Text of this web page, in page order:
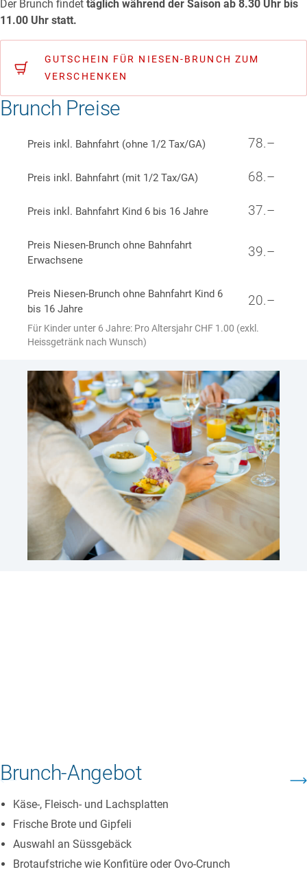
Der Brunch findet täglich während der Saison ab 8.30 Uhr bis
11.00 Uhr statt.
GUTSCHEIN FÜR NIESEN-BRUNCH ZUM
VERSCHENKEN
Brunch Preise
Preis inkl. Bahnfahrt (ohne 1/2 Tax/GA) 78.–
Preis inkl. Bahnfahrt (mit 1/2 Tax/GA) 68.–
Preis inkl. Bahnfahrt Kind 6 bis 16 Jahre 37.–
Preis Niesen-Brunch ohne Bahnfahrt
Erwachsene
39.–
Preis Niesen-Brunch ohne Bahnfahrt Kind 6
bis 16 Jahre
20.–
Für Kinder unter 6 Jahre: Pro Altersjahr CHF 1.00 (exkl.
Heissgetränk nach Wunsch)
Brunch-Angebot
Käse-, Fleisch- und Lachsplatten
Frische Brote und Gipfeli
Auswahl an Süssgebäck
Brotaufstriche wie Konfitüre oder Ovo-Crunch